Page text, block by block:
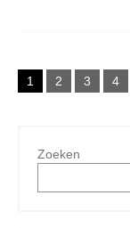
Berichten
navigatie
1 2 3 4
Zoeken